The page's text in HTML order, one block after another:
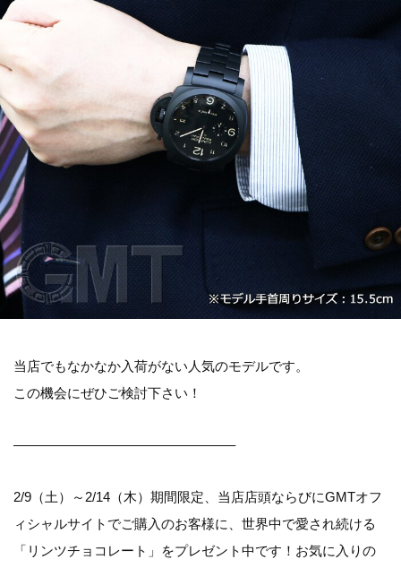
当店でもなかなか入荷がない人気のモデルです。
この機会にぜひご検討下さい！
————————————————–
2/9（土）～2/14（木）期間限定、当店店頭ならびにGMTオフ
ィシャルサイトでご購入のお客様に、世界中で愛され続ける
「リンツチョコレート」をプレゼント中です！お気に入りの